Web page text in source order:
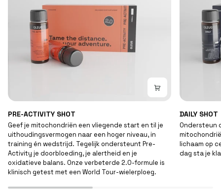
SHOT
PRE-ACTIVITY SHOT
Geef je mitochondriën een vliegende start en til je
uithoudingsvermogen naar een hoger niveau, in
training én wedstrijd. Tegelijk ondersteunt Pre-
Activity je doorbloeding, je alertheid en je
oxidatieve balans. Onze verbeterde 2.0-formule is
klinisch getest met een World Tour-wielerploeg.
DAILY SHOT
Ondersteun
lichaam op
dag sta je